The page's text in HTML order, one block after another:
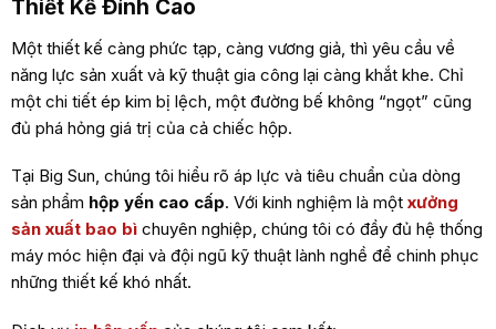
Thiết Kế Đỉnh Cao
Một thiết kế càng phức tạp, càng vương giả, thì yêu cầu về
năng lực sản xuất và kỹ thuật gia công lại càng khắt khe. Chỉ
một chi tiết ép kim bị lệch, một đường bế không “ngọt” cũng
đủ phá hỏng giá trị của cả chiếc hộp.
Tại Big Sun, chúng tôi hiểu rõ áp lực và tiêu chuẩn của dòng
sản phẩm hộp yến cao cấp. Với kinh nghiệm là một xưởng
sản xuất bao bìchuyên nghiệp, chúng tôi có đầy đủ hệ thống
máy móc hiện đại và đội ngũ kỹ thuật lành nghề để chinh phục
những thiết kế khó nhất.